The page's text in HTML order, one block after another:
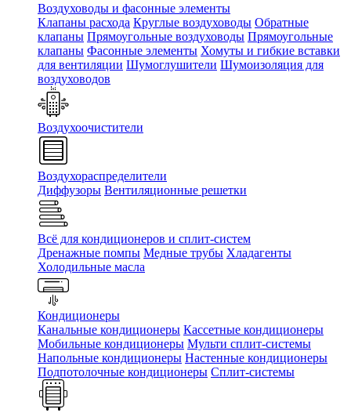
Воздуховоды и фасонные элементы
Клапаны расхода Круглые воздуховоды Обратные
клапаны Прямоугольные воздуховоды Прямоугольные
клапаны Фасонные элементы Хомуты и гибкие вставки
для вентиляции Шумоглушители Шумоизоляция для
воздуховодов
Воздухоочистители
Воздухораспределители
Диффузоры Вентиляционные решетки
Всё для кондиционеров и сплит-систем
Дренажные помпы Медные трубы Хладагенты
Холодильные масла
Кондиционеры
Канальные кондиционеры Кассетные кондиционеры
Мобильные кондиционеры Мульти сплит-системы
Напольные кондиционеры Настенные кондиционеры
Подпотолочные кондиционеры Сплит-системы